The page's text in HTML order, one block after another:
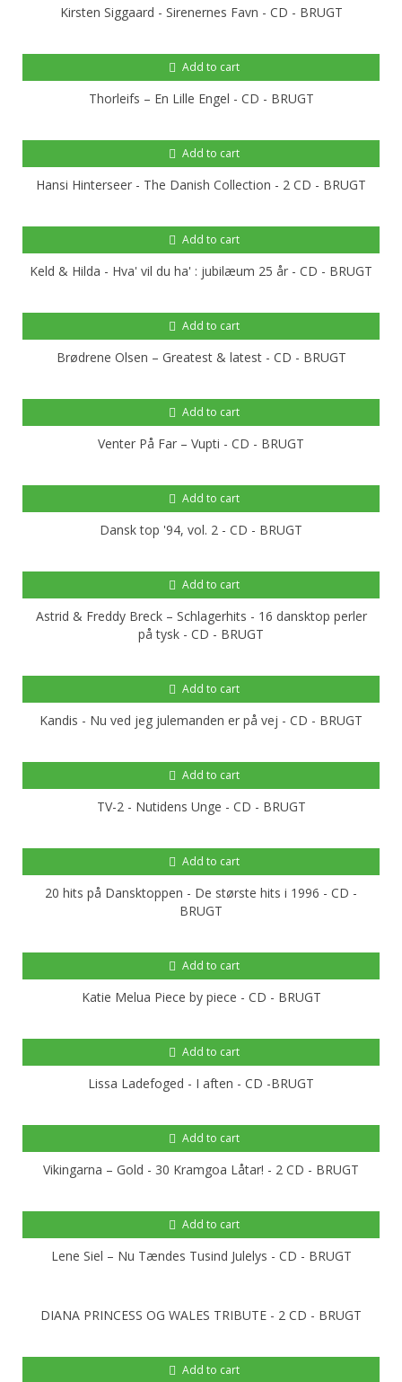
Kirsten Siggaard - Sirenernes Favn - CD - BRUGT
Add to cart
Thorleifs – En Lille Engel - CD - BRUGT
Add to cart
Hansi Hinterseer - The Danish Collection - 2 CD - BRUGT
Add to cart
Keld & Hilda - Hva' vil du ha' : jubilæum 25 år - CD - BRUGT
Add to cart
Brødrene Olsen – Greatest & latest - CD - BRUGT
Add to cart
Venter På Far – Vupti - CD - BRUGT
Add to cart
Dansk top '94, vol. 2 - CD - BRUGT
Add to cart
Astrid & Freddy Breck – Schlagerhits - 16 dansktop perler
på tysk - CD - BRUGT
Add to cart
Kandis - Nu ved jeg julemanden er på vej - CD - BRUGT
Add to cart
TV-2 - Nutidens Unge - CD - BRUGT
Add to cart
20 hits på Dansktoppen - De største hits i 1996 - CD -
BRUGT
Add to cart
Katie Melua Piece by piece - CD - BRUGT
Add to cart
Lissa Ladefoged - I aften - CD -BRUGT
Add to cart
Vikingarna ‎– Gold - 30 Kramgoa Låtar! - 2 CD - BRUGT
Add to cart
Lene Siel ‎– Nu Tændes Tusind Julelys - CD - BRUGT
DIANA PRINCESS OG WALES TRIBUTE - 2 CD - BRUGT
Add to cart